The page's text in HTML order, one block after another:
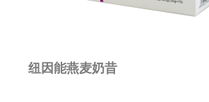
纽因能燕麦奶昔